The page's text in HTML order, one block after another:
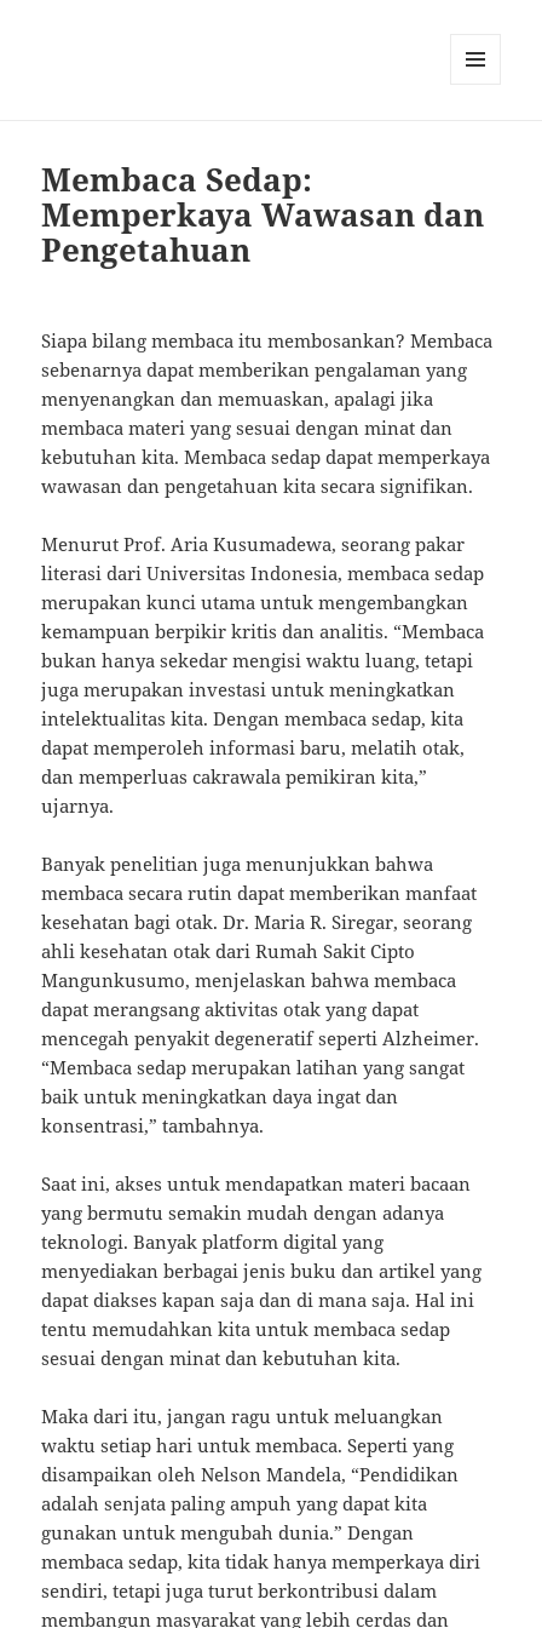
Membaca Sedap:
Memperkaya Wawasan dan
Pengetahuan
Siapa bilang membaca itu membosankan? Membaca
sebenarnya dapat memberikan pengalaman yang
menyenangkan dan memuaskan, apalagi jika
membaca materi yang sesuai dengan minat dan
kebutuhan kita. Membaca sedap dapat memperkaya
wawasan dan pengetahuan kita secara signifikan.
Menurut Prof. Aria Kusumadewa, seorang pakar
literasi dari Universitas Indonesia, membaca sedap
merupakan kunci utama untuk mengembangkan
kemampuan berpikir kritis dan analitis. “Membaca
bukan hanya sekedar mengisi waktu luang, tetapi
juga merupakan investasi untuk meningkatkan
intelektualitas kita. Dengan membaca sedap, kita
dapat memperoleh informasi baru, melatih otak,
dan memperluas cakrawala pemikiran kita,”
ujarnya.
Banyak penelitian juga menunjukkan bahwa
membaca secara rutin dapat memberikan manfaat
kesehatan bagi otak. Dr. Maria R. Siregar, seorang
ahli kesehatan otak dari Rumah Sakit Cipto
Mangunkusumo, menjelaskan bahwa membaca
dapat merangsang aktivitas otak yang dapat
mencegah penyakit degeneratif seperti Alzheimer.
“Membaca sedap merupakan latihan yang sangat
baik untuk meningkatkan daya ingat dan
konsentrasi,” tambahnya.
Saat ini, akses untuk mendapatkan materi bacaan
yang bermutu semakin mudah dengan adanya
teknologi. Banyak platform digital yang
menyediakan berbagai jenis buku dan artikel yang
dapat diakses kapan saja dan di mana saja. Hal ini
tentu memudahkan kita untuk membaca sedap
sesuai dengan minat dan kebutuhan kita.
Maka dari itu, jangan ragu untuk meluangkan
waktu setiap hari untuk membaca. Seperti yang
disampaikan oleh Nelson Mandela, “Pendidikan
adalah senjata paling ampuh yang dapat kita
gunakan untuk mengubah dunia.” Dengan
membaca sedap, kita tidak hanya memperkaya diri
sendiri, tetapi juga turut berkontribusi dalam
membangun masyarakat yang lebih cerdas dan